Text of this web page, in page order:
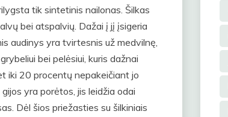
tik sintetinis nailonas. Šilkas
bei atspalvių. Dažai į jį įsigeria
audinys yra tvirtesnis už medvilnę,
bei pelėsiui, kuris dažnai
iki 20 procentų nepakeičiant jo
yra porėtos, jis leidžia odai
Dėl šios priežasties su šilkiniais